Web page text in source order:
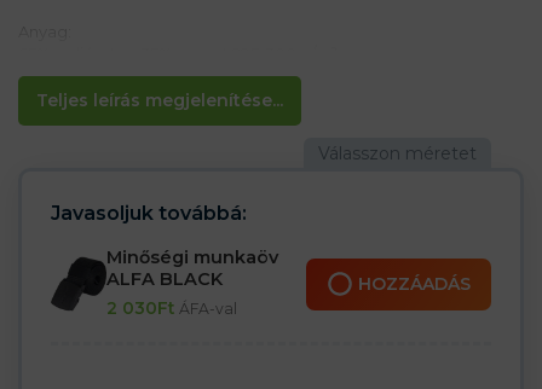
Teljes leírás megjelenítése...
Jellemzők:
– Vastagabb, erős és színtartó anyag
– Hátul a derékban lévő gumi növeli a mozgás szabadságát
– Két oldalzseb
– Egy lábzseb száraz cipzárhoz
Az öv nem része a csomagnak (külön kell megrendelni
Javasoljuk továbbá:
Minőségi munkaöv
ALFA BLACK
2 030Ft ÁFA-val
HOZZÁADÁS